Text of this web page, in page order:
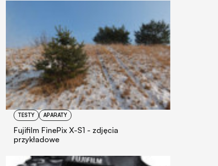
TESTY APARATY
Fujifilm FinePix X-S1 - zdjęcia
przykładowe